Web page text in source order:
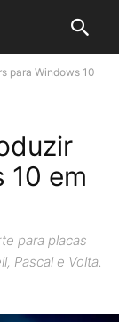
para Windows 10
10 em
para placas
Pascal e Volta.